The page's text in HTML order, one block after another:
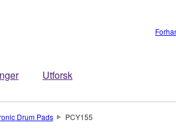
Utforsk
Drum Pads PCY155